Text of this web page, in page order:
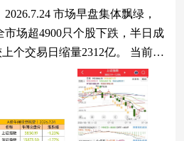
2026.7.24 市场早盘集体飘绿，
市场超4900只个股下跌，半日成
个交易日缩量2312亿。 当前A
山腰的登山者，上不去也下不
既没到左侧交易的安全垫区域，
势线，这种尴尬位置最容易让人
历暴跌后的疗伤期，就像大病